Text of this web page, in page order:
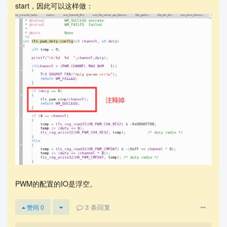
start，因此可以这样做：
PWM的配置的IO是浮空。
赞同 0 3 条回复